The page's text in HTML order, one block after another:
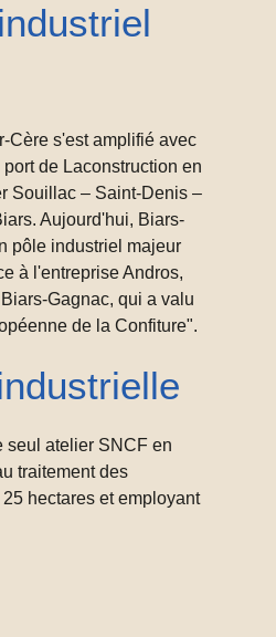
Cère s'est amplifié avec
de Laconstruction en
Souillac – Saint-Denis –
Aujourd'hui, Biars-
pôle industriel majeur
à l'entreprise Andros,
Gagnac, qui a valu
de la Confiture".
seul atelier SNCF en
traitement des
hectares et employant